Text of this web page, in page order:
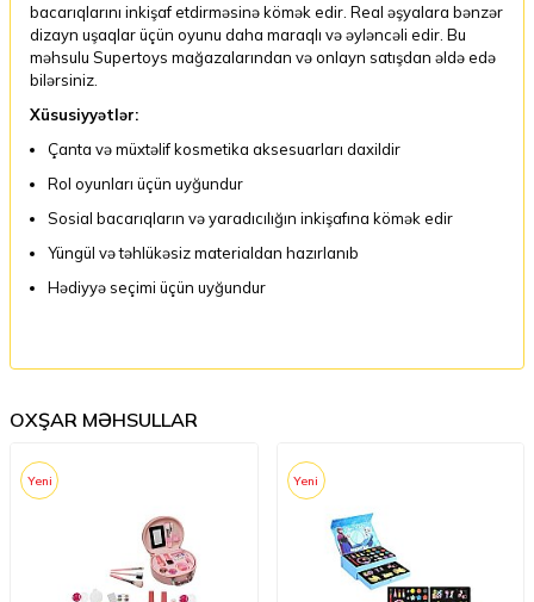
bacarıqlarını inkişaf etdirməsinə kömək edir. Real əşyalara bənzər
dizayn uşaqlar üçün oyunu daha maraqlı və əyləncəli edir. Bu
məhsulu Supertoys mağazalarından və onlayn satışdan əldə edə
bilərsiniz.
Xüsusiyyətlər:
Çanta və müxtəlif kosmetika aksesuarları daxildir
Rol oyunları üçün uyğundur
Sosial bacarıqların və yaradıcılığın inkişafına kömək edir
Yüngül və təhlükəsiz materialdan hazırlanıb
Hədiyyə seçimi üçün uyğundur
OXŞAR MƏHSULLAR
Yeni Yeni